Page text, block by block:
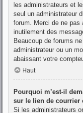
les administrateurs et
seul un administrateur
forum. Merci de ne pas
inutilement des
Beaucoup de forums
administrateur ou un
abaissant votre
Haut
Pourquoi m’est-il
sur le lien de courrier
Si les administrateurs